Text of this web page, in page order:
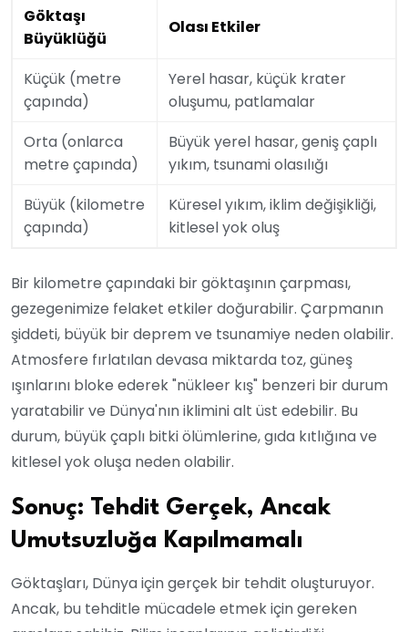
Göktaşı
Büyüklüğü
Olası Etkiler
Küçük (metre
çapında)
Yerel hasar, küçük krater
oluşumu, patlamalar
Orta (onlarca
metre çapında)
Büyük yerel hasar, geniş çaplı
yıkım, tsunami olasılığı
Büyük (kilometre
çapında)
Küresel yıkım, iklim değişikliği,
kitlesel yok oluş
Bir kilometre çapındaki bir göktaşının çarpması,
gezegenimize felaket etkiler doğurabilir. Çarpmanın
şiddeti, büyük bir deprem ve tsunamiye neden olabilir.
Atmosfere fırlatılan devasa miktarda toz, güneş
ışınlarını bloke ederek "nükleer kış" benzeri bir durum
yaratabilir ve Dünya'nın iklimini alt üst edebilir. Bu
durum, büyük çaplı bitki ölümlerine, gıda kıtlığına ve
kitlesel yok oluşa neden olabilir.
Sonuç: Tehdit Gerçek, Ancak
Umutsuzluğa Kapılmamalı
Göktaşları, Dünya için gerçek bir tehdit oluşturuyor.
Ancak, bu tehditle mücadele etmek için gereken